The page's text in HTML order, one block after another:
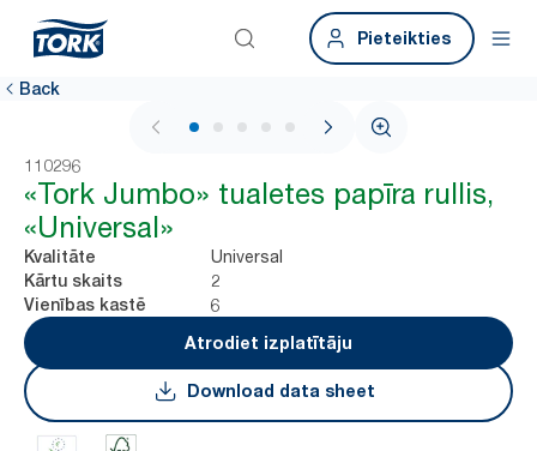
Pieteikties
Back
1 / 5
110296
«Tork Jumbo» tualetes papīra rullis,
«Universal»
Kvalitāte Universal
Kārtu skaits 2
Vienības kastē
6
Atrodiet izplatītāju
Download data sheet